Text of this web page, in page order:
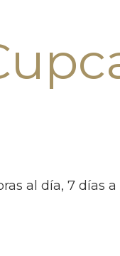
al día, 7 días a